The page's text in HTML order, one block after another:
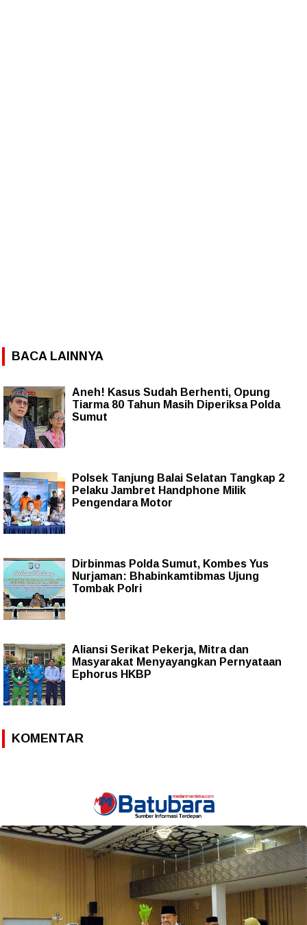
BACA LAINNYA
Aneh! Kasus Sudah Berhenti, Opung
Tiarma 80 Tahun Masih Diperiksa Polda
Sumut
Polsek Tanjung Balai Selatan Tangkap 2
Pelaku Jambret Handphone Milik
Pengendara Motor
Dirbinmas Polda Sumut, Kombes Yus
Nurjaman: Bhabinkamtibmas Ujung
Tombak Polri
Aliansi Serikat Pekerja, Mitra dan
Masyarakat Menyayangkan Pernyataan
Ephorus HKBP
KOMENTAR